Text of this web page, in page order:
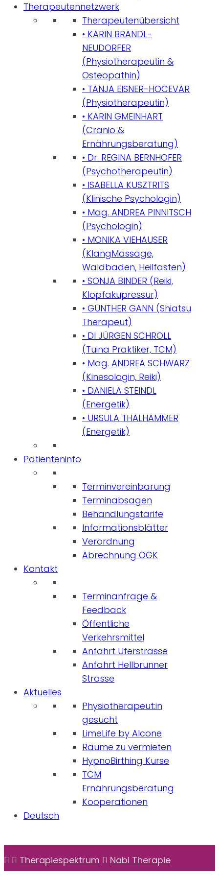
Therapeutennetzwerk
Therapeutenübersicht
• KARIN BRANDL-
NEUDORFER
(Physiotherapeutin &
Osteopathin)
• TANJA EISNER-HOCEVAR
(Physiotherapeutin)
• KARIN GMEINHART
(Cranio &
Ernährungsberatung)
• Dr. REGINA BERNHOFER
(Psychotherapeutin)
• ISABELLA KUSZTRITS
(Klinische Psychologin)
• Mag. ANDREA PINNITSCH
(Psychologin)
• MONIKA VIEHAUSER
(KlangMassage,
Waldbaden, Heilfasten)
• SONJA BINDER (Reiki,
Klopfakupressur)
• GÜNTHER GANN (Shiatsu
Therapeut)
• DI JÜRGEN SCHROLL
(Tuina Praktiker, TCM)
• Mag. ANDREA SCHWARZ
(Kinesologin, Reiki)
• DANIELA STEINDL
(Energetik)
• URSULA THALHAMMER
(Energetik)
Patienteninfo
Terminvereinbarung
Terminabsagen
Behandlungstarife
Informationsblätter
Verordnung
Abrechnung ÖGK
Kontakt
Terminanfrage &
Feedback
Öffentliche
Verkehrsmittel
Anfahrt Uferstrasse
Anfahrt Hellbrunner
Strasse
Aktuelles
Physiotherapeut:in
gesucht
LimeLife by Alcone
Räume zu vermieten
HypnoBirthing Kurse
TCM
Ernährungsberatung
Kooperationen
Deutsch
Therapiespektrum Nabi Therapie